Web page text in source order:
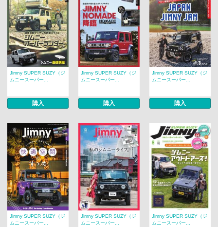
Jimny SUPER SUZY（ジ
ムニースーパー...
購入
Jimny SUPER SUZY（ジ
ムニースーパー...
購入
Jimny SUPER SUZY（ジ
ムニースーパー...
購入
Jimny SUPER SUZY（ジ
ムニースーパー...
Jimny SUPER SUZY（ジ
ムニースーパー...
Jimny SUPER SUZY（ジ
ムニースーパー...